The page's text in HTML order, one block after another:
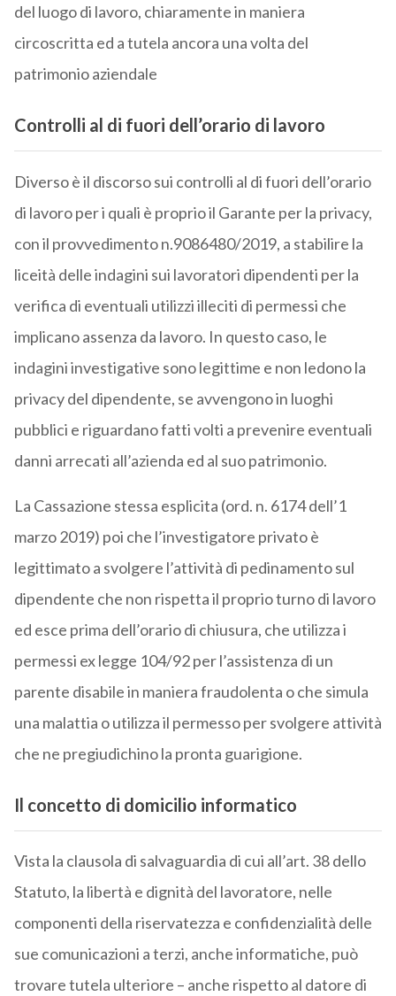
del luogo di lavoro, chiaramente in maniera
circoscritta ed a tutela ancora una volta del
patrimonio aziendale
Controlli al di fuori dell’orario di lavoro
Diverso è il discorso sui controlli al di fuori dell’orario
di lavoro per i quali è proprio il Garante per la privacy,
con il provvedimento n.9086480/2019, a stabilire la
liceità delle indagini sui lavoratori dipendenti per la
verifica di eventuali utilizzi illeciti di permessi che
implicano assenza da lavoro. In questo caso, le
indagini investigative sono legittime e non ledono la
privacy del dipendente, se avvengono in luoghi
pubblici e riguardano fatti volti a prevenire eventuali
danni arrecati all’azienda ed al suo patrimonio.
La Cassazione stessa esplicita (ord. n. 6174 dell’1
marzo 2019) poi che l’investigatore privato è
legittimato a svolgere l’attività di pedinamento sul
dipendente che non rispetta il proprio turno di lavoro
ed esce prima dell’orario di chiusura, che utilizza i
permessi ex legge 104/92 per l’assistenza di un
parente disabile in maniera fraudolenta o che simula
una malattia o utilizza il permesso per svolgere attività
che ne pregiudichino la pronta guarigione.
Il concetto di domicilio informatico
Vista la clausola di salvaguardia di cui all’art. 38 dello
Statuto, la libertà e dignità del lavoratore, nelle
componenti della riservatezza e confidenzialità delle
sue comunicazioni a terzi, anche informatiche, può
trovare tutela ulteriore – anche rispetto al datore di